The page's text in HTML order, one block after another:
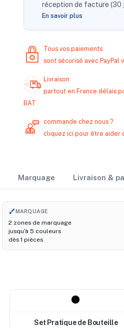
réception de facture (30
En savoir plus
Tous vos paiements
sont sécurisé avec PayPal
Livraison
partout en France délais
BAT
commande chez nous ?
cliquez ici pour être aider
Marquage Livraison &
brushMARQUAGE
2 zones de marquage
jusqu'à 5 couleurs
dès 1 pièces
Set Pratique de Bouteille